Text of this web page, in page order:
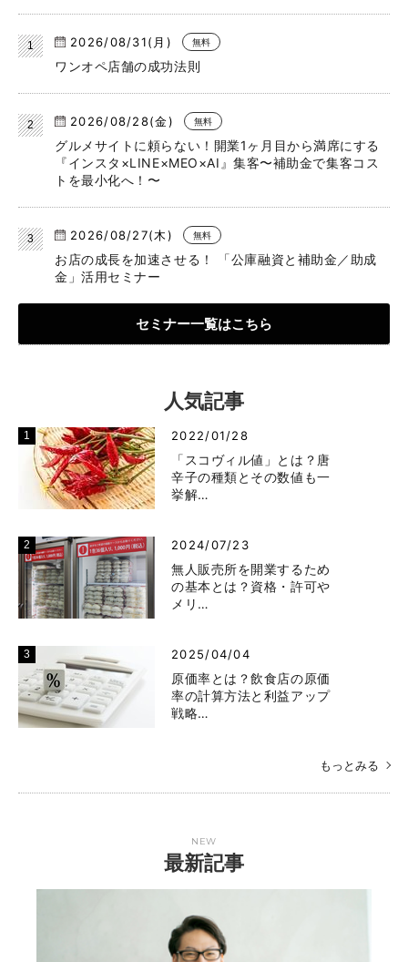
2026/08/31(月) 無料
ワンオペ店舗の成功法則
2026/08/28(金) 無料
グルメサイトに頼らない！開業1ヶ月目から満席にする
『インスタ×LINE×MEO×AI』集客〜補助金で集客コス
トを最小化へ！〜
2026/08/27(木) 無料
お店の成長を加速させる！ 「公庫融資と補助金／助成
金」活用セミナー
セミナー一覧はこちら
人気記事
2022/01/28
「スコヴィル値」とは？唐
辛子の種類とその数値も一
挙解…
2024/07/23
無人販売所を開業するため
の基本とは？資格・許可や
メリ…
2025/04/04
原価率とは？飲食店の原価
率の計算方法と利益アップ
戦略…
もっとみる
NEW
最新記事